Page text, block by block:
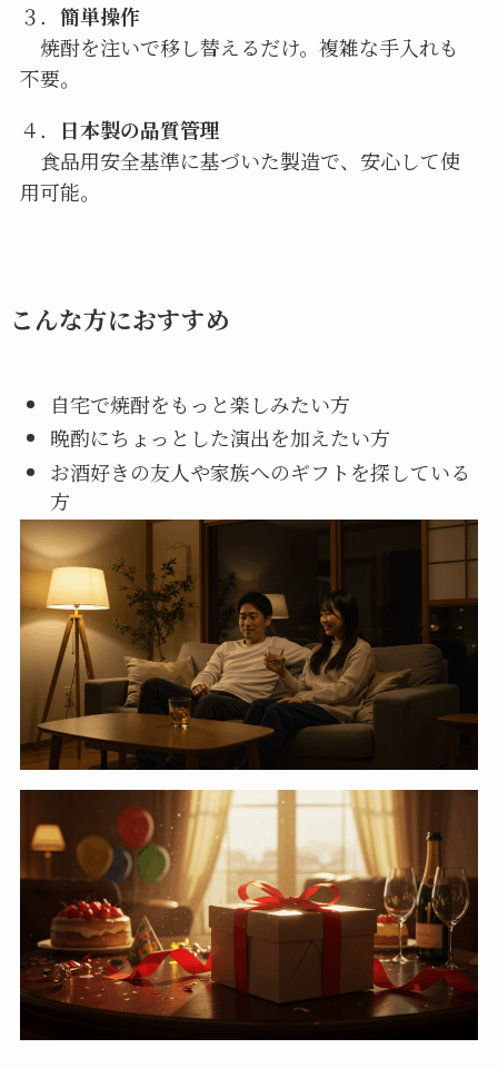
３． 簡単操作
焼酎を注いで移し替えるだけ。複雑な手入れも
不要。
４．
日本製の品質管理
食品用安全基準に基づいた製造で、安心して使
用可能。
こんな方におすすめ
自宅で焼酎をもっと楽しみたい方
晩酌にちょっとした演出を加えたい方
お酒好きの友人や家族へのギフトを探している
方